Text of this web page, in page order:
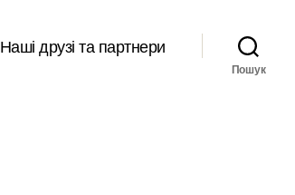
Наші друзі та партнери
Пошук